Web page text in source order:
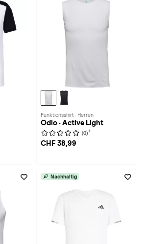
Funktionsshirt · Herren
Odlo · Active Light
(0) 1
CHF 38,99
Nachhaltig